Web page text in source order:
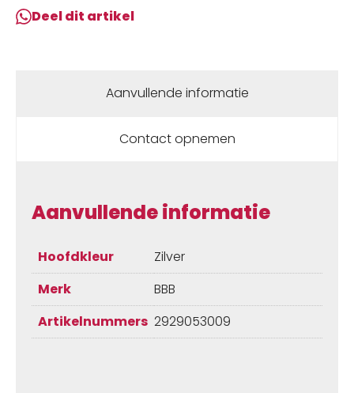
Deel dit artikel
Aanvullende informatie
Contact opnemen
Aanvullende informatie
Hoofdkleur
Zilver
Merk
BBB
Artikelnummers 2929053009